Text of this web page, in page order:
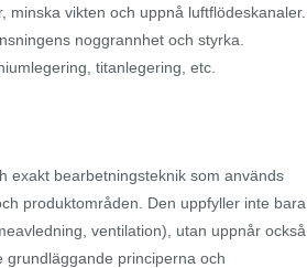
minska vikten och uppnå luftflödeskanaler.
noggrannhet och styrka.
titanlegering, etc.
exakt bearbetningsteknik som används
produktområden. Den uppfyller inte bara
ventilation), utan uppnår också
grundläggande principerna och